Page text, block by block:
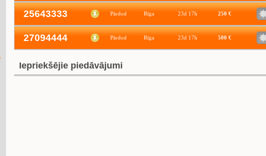
25643333 Pārdod Rīga 23d 17h 250 €
27094444 Pārdod Rīga 23d 17h 500 €
Iepriekšējie piedāvājumi